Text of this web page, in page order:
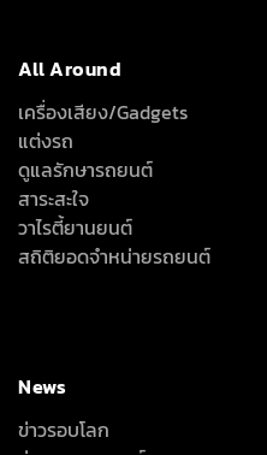
All Around
เครื่องเสียง/Gadgets
แต่งรถ
ดูแลรักษารถยนต์
สาระสะใจ
วาไรตี้ยานยนต์
สถิติยอดจำหน่ายรถยนต์
News
ข่าวรอบโลก